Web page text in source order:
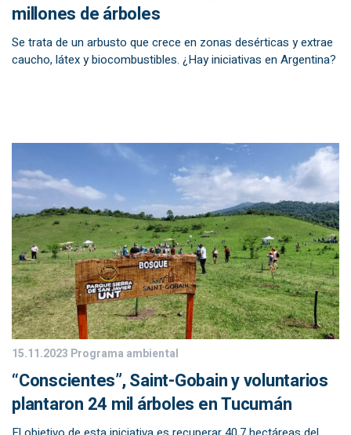
millones de árboles
Se trata de un arbusto que crece en zonas desérticas y extrae
caucho, látex y biocombustibles. ¿Hay iniciativas en Argentina?
15.11.2023 Programa ambiental
“Conscientes”, Saint-Gobain y voluntarios
plantaron 24 mil árboles en Tucumán